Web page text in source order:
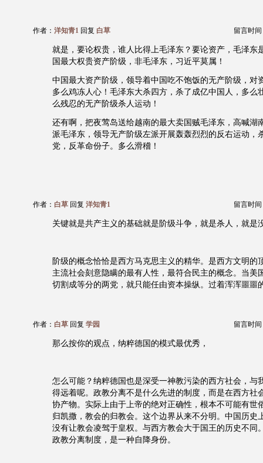
作者： 洋知青1 回复 白草 留言时间
就是，要论权贵，谁人比得上毛泽东？要论资产，毛泽东
国最大权贵资产阶级，非毛泽东，习近平莫属！
中国最大资产阶级，领导着中国吃不饱饭的无产阶级，对
多么鸡冻人心！毛泽东大杀四方，杀了成亿中国人，多么
么残忍的无产阶级杀人运动！
还有啊，把夜莺岛送给越南的最大卖国贼毛泽东，高喊湖
派毛泽东，领导无产阶级左派开展轰轰烈烈的反右运动，
党，反革命份子。多么滑稽！
作者： 白草 回复 洋知青1 留言时间
关键就是共产主义的基础就是阶级斗争，就是杀人，就是
阶级的概念恰恰是西方马克思主义的精华。是西方文明的
主流社会刻意隐瞒的最有人性，最符合民主的概念。当美
切割成等分的两党，就只能任由资本操纵。过着浑浑噩噩
作者： 白草 回复 学园 留言时间
那么按你的观点，纳粹德国的模式最优秀，
怎么可能？纳粹德国也是深受一神教污染的西方社会，与
得远着呢。政教分离不是什么先进的制度，而是在西方社
协产物。实际上由于上帝的绝对正确性，根本不可能有世
归凯撒，教会的归教会。这个边界从来不分明。中国历史
没有让教会凌驾于皇权。与西方教会大于国王的历史不同
政教分离制度，是一种自降身份。